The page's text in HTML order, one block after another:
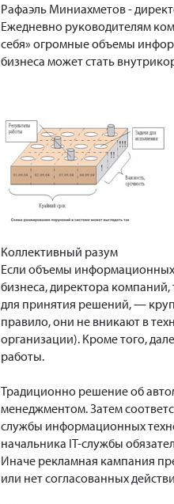
Рафаэль Миниахметов -
Ежедневно руководителям
себя» огромные объемы
бизнеса может стать
Коллективный разум
Если объемы информационных
бизнеса, директора
для принятия решений, —
правило, они не вникают в
организации). Кроме того,
работы.
Традиционно решение об
менеджментом. Затем
службы информационных
начальника IT-службы
Иначе рекламная кампания
или нет согласованных